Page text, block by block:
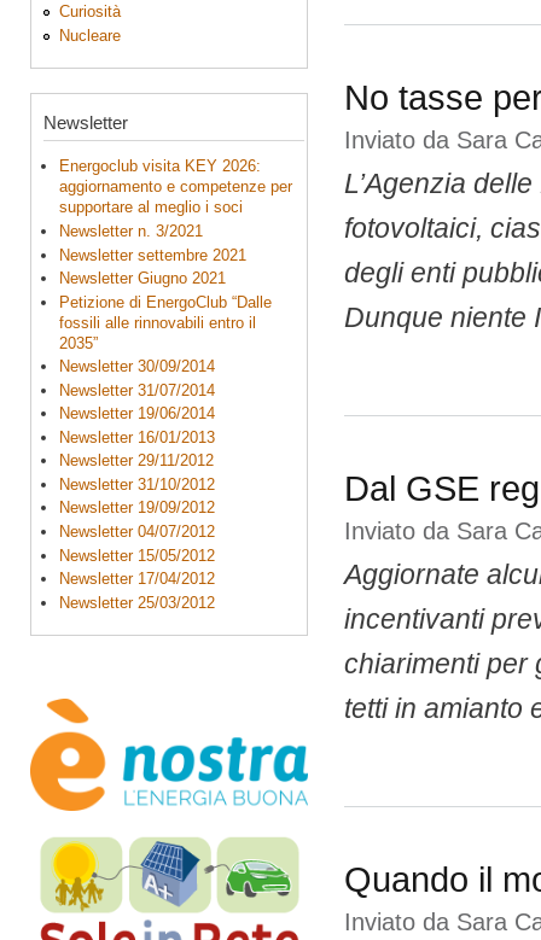
Curiosità
Nucleare
Newsletter
Energoclub visita KEY 2026:
aggiornamento e competenze per
supportare al meglio i soci
Newsletter n. 3/2021
Newsletter settembre 2021
Newsletter Giugno 2021
Petizione di EnergoClub “Dalle
fossili alle rinnovabili entro il
2035”
Newsletter 30/09/2014
Newsletter 31/07/2014
Newsletter 19/06/2014
Newsletter 16/01/2013
Newsletter 29/11/2012
Newsletter 31/10/2012
Newsletter 19/09/2012
Newsletter 04/07/2012
Newsletter 15/05/2012
Newsletter 17/04/2012
Newsletter 25/03/2012
No tasse
Inviato da Sara
L’Agenzia
fotovoltaici,
degli enti
Dunque niente
Dal GSE
Inviato da Sara
Aggiornate
incentivanti
chiarimenti per
tetti in amianto
Quando il
Inviato da Sara